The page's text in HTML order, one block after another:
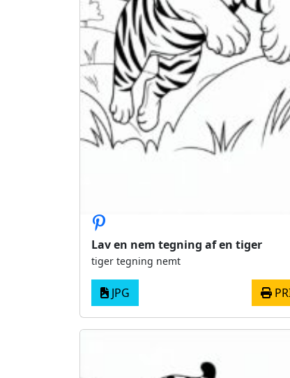
Lav en nem tegning af en tiger
tiger tegning nemt
JPG